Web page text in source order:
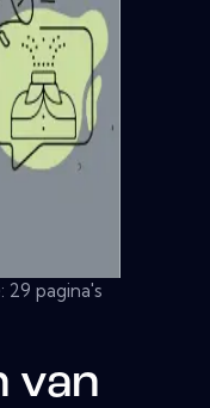
29 pagina's
van